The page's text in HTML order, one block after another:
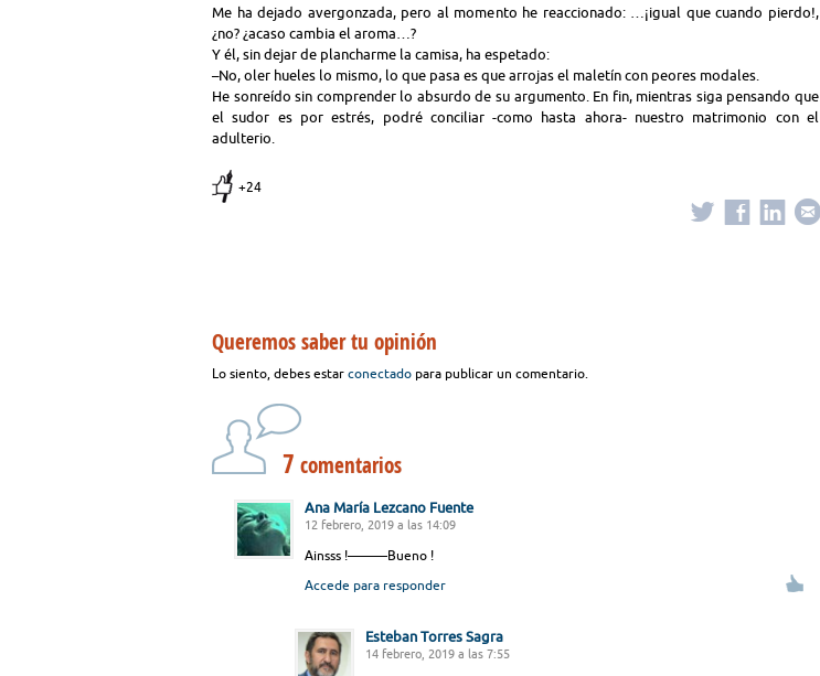
Me ha dejado avergonzada, pero al momento he reaccionado: …¡igual que cuando pierdo!,
¿no? ¿acaso cambia el aroma…?
Y él, sin dejar de plancharme la camisa, ha espetado:
–No, oler hueles lo mismo, lo que pasa es que arrojas el maletín con peores modales.
He sonreído sin comprender lo absurdo de su argumento. En fin, mientras siga pensando que
el sudor es por estrés, podré conciliar -como hasta ahora- nuestro matrimonio con el
adulterio.
+24
Queremos saber tu opinión
Lo siento, debes estar conectado para publicar un comentario.
7 comentarios
Ana María Lezcano Fuente
12 febrero, 2019 a las 14:09
Ainsss !———Bueno !
Accede para responder
Esteban Torres Sagra
14 febrero, 2019 a las 7:55